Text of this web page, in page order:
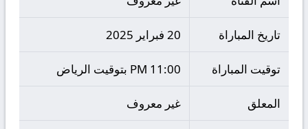
تاريخ المباراة 20 فبراير 2025
توقيت المباراة 11:00 PM بتوقيت الرياض
المعلق غير معروف